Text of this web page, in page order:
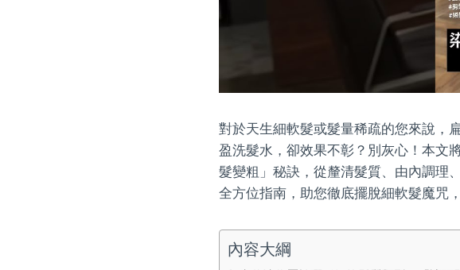
對於天生細軟髮或髮量稀疏的您來說，
盈洗髮水，卻效果不彰？別灰心！本文
髮變粗」秘訣，從釐清髮質、由內調理
全方位指南，助您徹底擺脫細軟髮魔咒
內容大綱